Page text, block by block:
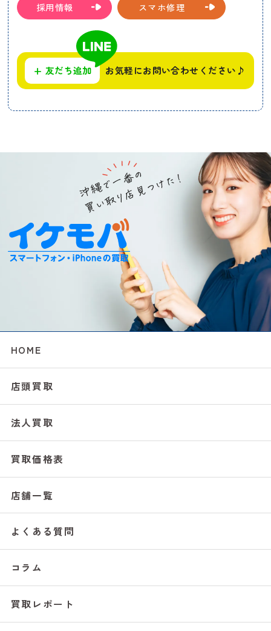
採用情報 スマホ修理
+ 友だち追加 お気軽にお問い合わせください♪
HOME
店頭買取
法人買取
買取価格表
店舗一覧
よくある質問
コラム
買取レポート